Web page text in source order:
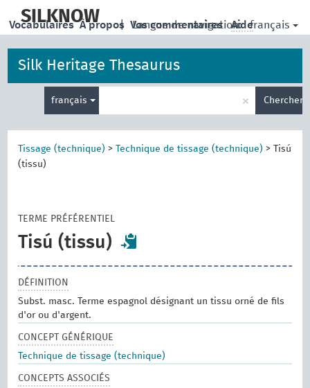
main
SILKNOW | Langue de navigation: français
Vocabulaires À propos Vos commentaires Aide
Silk Heritage Thesaurus
français
de
recherche
× Chercher
Tissage (technique) > Technique de tissage (technique) >
Tisú
(tissu)
TERME PRÉFÉRENTIEL
Tisú (tissu)
DÉFINITION
Subst. masc. Terme espagnol désignant un tissu orné de fils
d'or ou d'argent.
CONCEPT GÉNÉRIQUE
Technique de tissage (technique)
CONCEPTS ASSOCIÉS